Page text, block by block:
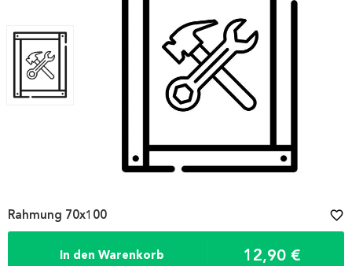
In den Warenkorb 12,90 €
Rahmung 70x100 favorite_border